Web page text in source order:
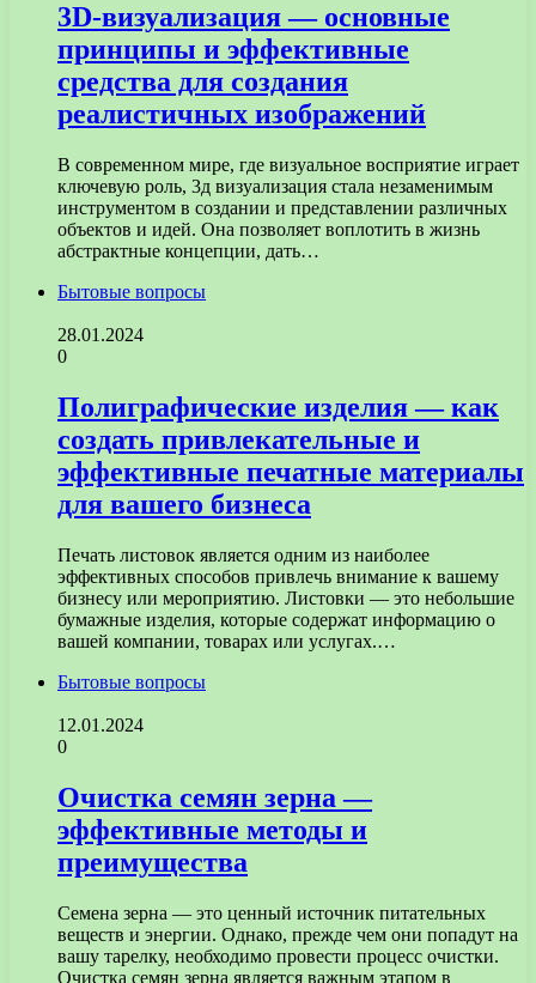
3D-визуализация — основные
принципы и эффективные
средства для создания
реалистичных изображений
В современном мире, где визуальное восприятие играет
ключевую роль, 3д визуализация стала незаменимым
инструментом в создании и представлении различных
объектов и идей. Она позволяет воплотить в жизнь
абстрактные концепции, дать…
Бытовые вопросы
28.01.2024
0
Полиграфические изделия — как
создать привлекательные и
эффективные печатные материалы
для вашего бизнеса
Печать листовок является одним из наиболее
эффективных способов привлечь внимание к вашему
бизнесу или мероприятию. Листовки — это небольшие
бумажные изделия, которые содержат информацию о
вашей компании, товарах или услугах.…
Бытовые вопросы
12.01.2024
0
Очистка семян зерна —
эффективные методы и
преимущества
Семена зерна — это ценный источник питательных
веществ и энергии. Однако, прежде чем они попадут на
вашу тарелку, необходимо провести процесс очистки.
Очистка семян зерна является важным этапом в